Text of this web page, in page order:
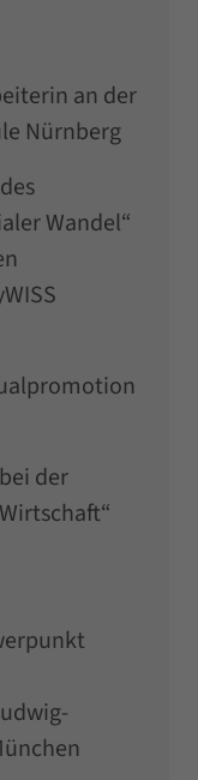
an der
Nürnberg
Wandel“
der